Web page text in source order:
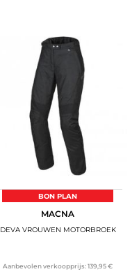
BON PLAN
MACNA
DEVA VROUWEN MOTORBROEK
Aanbevolen verkoopprijs:139,95 €